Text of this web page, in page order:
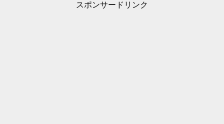
スポンサードリンク